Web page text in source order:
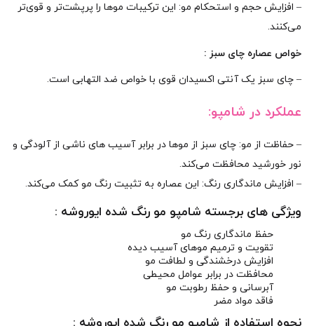
– افزایش حجم و استحکام مو: این ترکیبات موها را پرپشت‌تر و قوی‌تر
می‌کنند.
خواص عصاره چای سبز :
– چای سبز یک آنتی‌ اکسیدان قوی با خواص ضد التهابی است.
عملکرد در شامپو:
– حفاظت از مو: چای سبز از موها در برابر آسیب‌ های ناشی از آلودگی و
نور خورشید محافظت می‌کند.
– افزایش ماندگاری رنگ: این عصاره به تثبیت رنگ مو کمک می‌کند.
ویژگی های برجسته شامپو مو رنگ‌ شده ایوروشه :
حفظ ماندگاری رنگ مو
تقویت و ترمیم موهای آسیب‌ دیده
افزایش درخشندگی و لطافت مو
محافظت در برابر عوامل محیطی
آبرسانی و حفظ رطوبت مو
فاقد مواد مضر